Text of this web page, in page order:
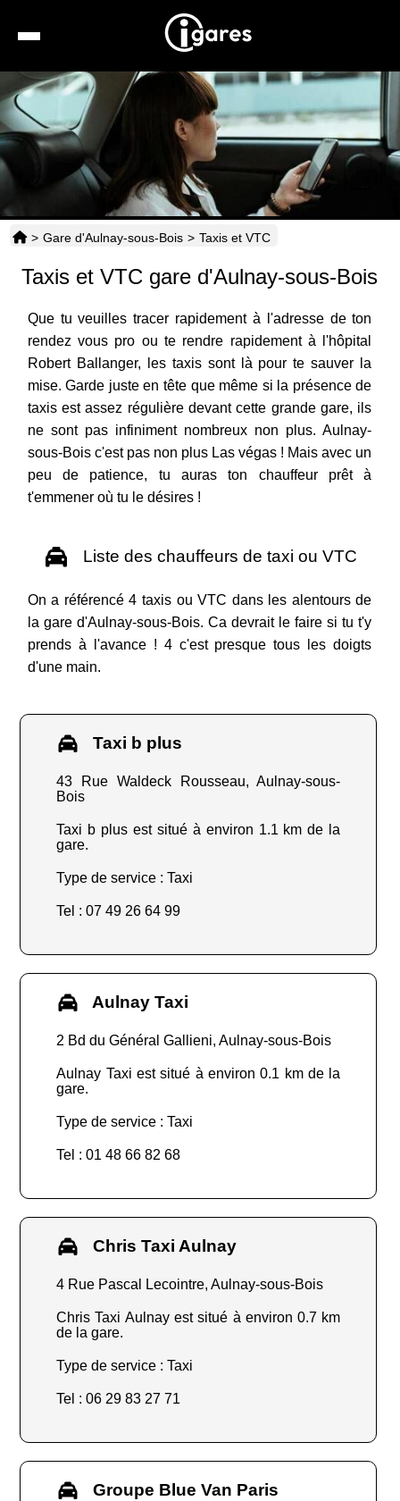
Recherche
Location de voiture
Hôtels
Taxis
> Gare d'Aulnay-sous-Bois > Taxis et VTC
Taxis et VTC gare d'Aulnay-sous-Bois
Que tu veuilles tracer rapidement à l'adresse de ton
rendez vous pro ou te rendre rapidement à l'hôpital
Robert Ballanger, les taxis sont là pour te sauver la
mise. Garde juste en tête que même si la présence de
taxis est assez régulière devant cette grande gare, ils
ne sont pas infiniment nombreux non plus. Aulnay-
sous-Bois c'est pas non plus Las végas ! Mais avec un
peu de patience, tu auras ton chauffeur prêt à
t'emmener où tu le désires !
Liste des chauffeurs de taxi ou VTC
On a référencé 4 taxis ou VTC dans les alentours de
la gare d'Aulnay-sous-Bois. Ca devrait le faire si tu t'y
prends à l'avance ! 4 c'est presque tous les doigts
d'une main.
Taxi b plus
43 Rue Waldeck Rousseau, Aulnay-sous-
Bois
Taxi b plus est situé à environ 1.1 km de la
gare.
Type de service : Taxi
Tel : 07 49 26 64 99
Aulnay Taxi
2 Bd du Général Gallieni, Aulnay-sous-Bois
Aulnay Taxi est situé à environ 0.1 km de la
gare.
Type de service : Taxi
Tel : 01 48 66 82 68
Chris Taxi Aulnay
4 Rue Pascal Lecointre, Aulnay-sous-Bois
Chris Taxi Aulnay est situé à environ 0.7 km
de la gare.
Type de service : Taxi
Tel : 06 29 83 27 71
Groupe Blue Van Paris